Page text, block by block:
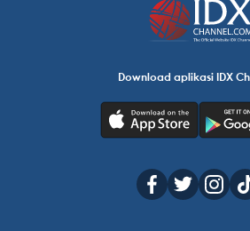
Download aplikasi IDX